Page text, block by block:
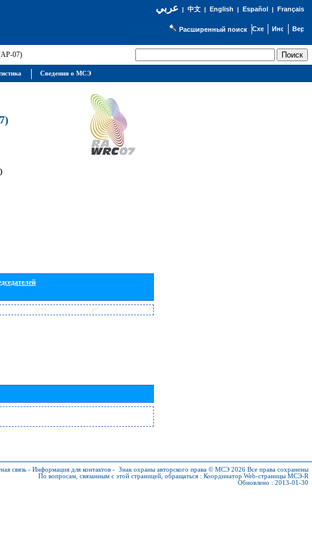
عربي| 中文| English | Español | Français
Расширенный поиск
07)
связь - Информация для контактов - Знак охраны авторского права © МСЭ 2026 Все права сохранены
По вопросам, связанным с этой страницей, обращаться : Координатор Web-страницы МСЭ-R
Обновлено : 2013-01-30
Сведения о МСЭ